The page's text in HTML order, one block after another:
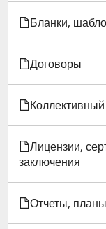
ДЛЯ
ПРИКАЗ:
О
ТЕКУЩЕГО
КОНТРОЛЯ
Бланки,
Договоры
Лицензии,
заключения
Отчеты,